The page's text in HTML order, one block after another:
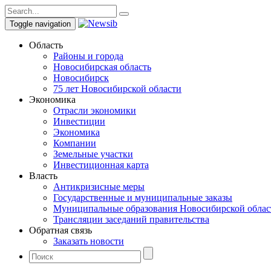
Toggle navigation
Область
Районы и города
Новосибирская область
Новосибирск
75 лет Новосибирской области
Экономика
Отрасли экономики
Инвестиции
Экономика
Компании
Земельные участки
Инвестиционная карта
Власть
Антикризисные меры
Государственные и муниципальные заказы
Муниципальные образования Новосибирской
Трансляции заседаний правительства
Обратная связь
Заказать новости